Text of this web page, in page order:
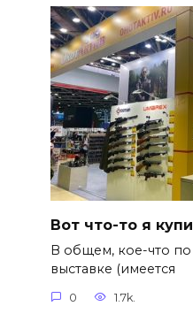
Вот что-то я
В общем, кое-что
выставке (имеется
0 1.7k.